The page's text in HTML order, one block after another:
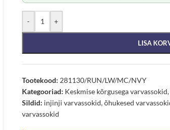
- +
LISA
Tootekood: 281130/RUN/LW/MC/NVY
Kategooriad: Keskmise kõrgusega varvassokid,
Sildid: injinji varvassokid,õhukesed
varvassokid